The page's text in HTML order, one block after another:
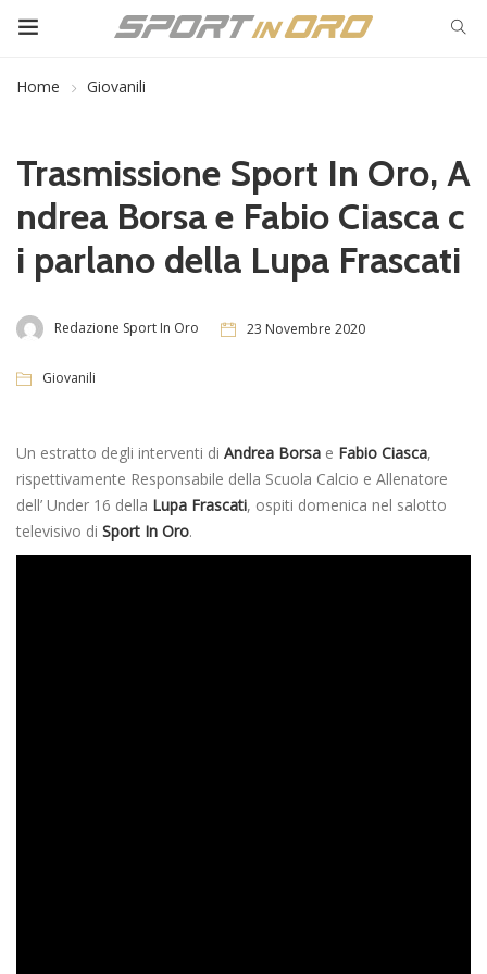
Home Giovanili
Trasmissione Sport In Oro, A
ndrea Borsa e Fabio Ciasca c
i parlano della Lupa Frascati
Redazione Sport In Oro 23 Novembre 2020
Giovanili
Un estratto degli interventi di Andrea Borsa e Fabio Ciasca,
rispettivamente Responsabile della Scuola Calcio e Allenatore
dell’ Under 16 della Lupa Frascati, ospiti domenica nel salotto
televisivo di Sport In Oro.